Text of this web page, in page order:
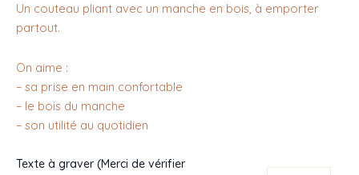
Un couteau pliant avec un manche en bois, à emporter
partout.
On aime :
– sa prise en main confortable
– le bois du manche
– son utilité au quotidien
Texte à graver (Merci de vérifier